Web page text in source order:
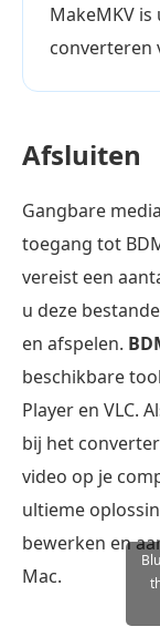
MakeMKV
converteren
Afsluiten
Gangbare
toegang tot
vereist een
u deze
en afspelen.
beschikbare
Player en VLC.
bij het
video op je
ultieme
bewerken en
Mac.